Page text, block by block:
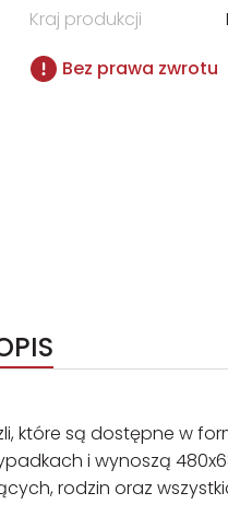
Kraj produkcji
Bez prawa zwrotu
które są dostępne w
i wynoszą
rodzin oraz